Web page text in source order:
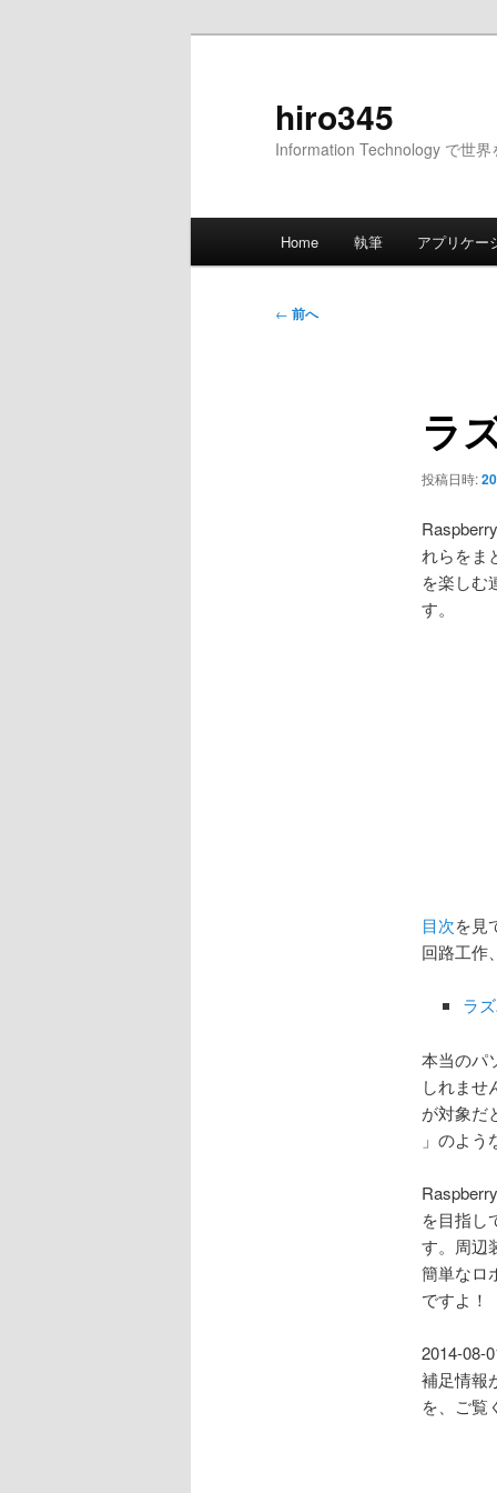
hiro345
Information Technology で世界
Home 執筆 アプリケー
投
← 前へ
ラ
投稿日時:
れらをま
を楽しむ
す。
目次を見
回路工作
ラ
本当のパ
しれませ
が対象だ
」のよう
を目指し
す。周辺
簡単なロ
ですよ！
2014-08-
補足情報
を、ご覧